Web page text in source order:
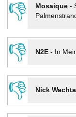
👎
Mosaique-
👎
N2E- In
👎
Nick